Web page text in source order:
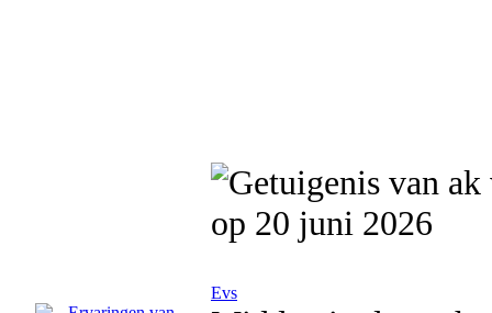
op 20 juni 2026
Evs